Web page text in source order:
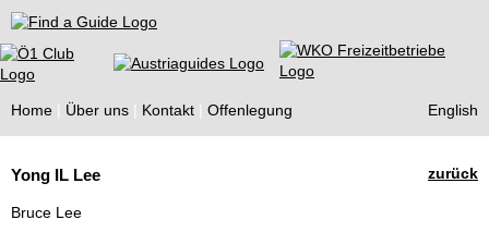
Find a Guide
Home Über uns Kontakt Offenlegung English
Guides
zurück
Yong IL Lee
Bruce Lee